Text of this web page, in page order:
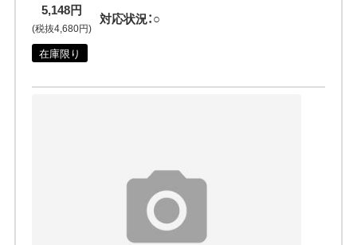
5,148円
(税抜4,680円)
対応状況：○
在庫限り